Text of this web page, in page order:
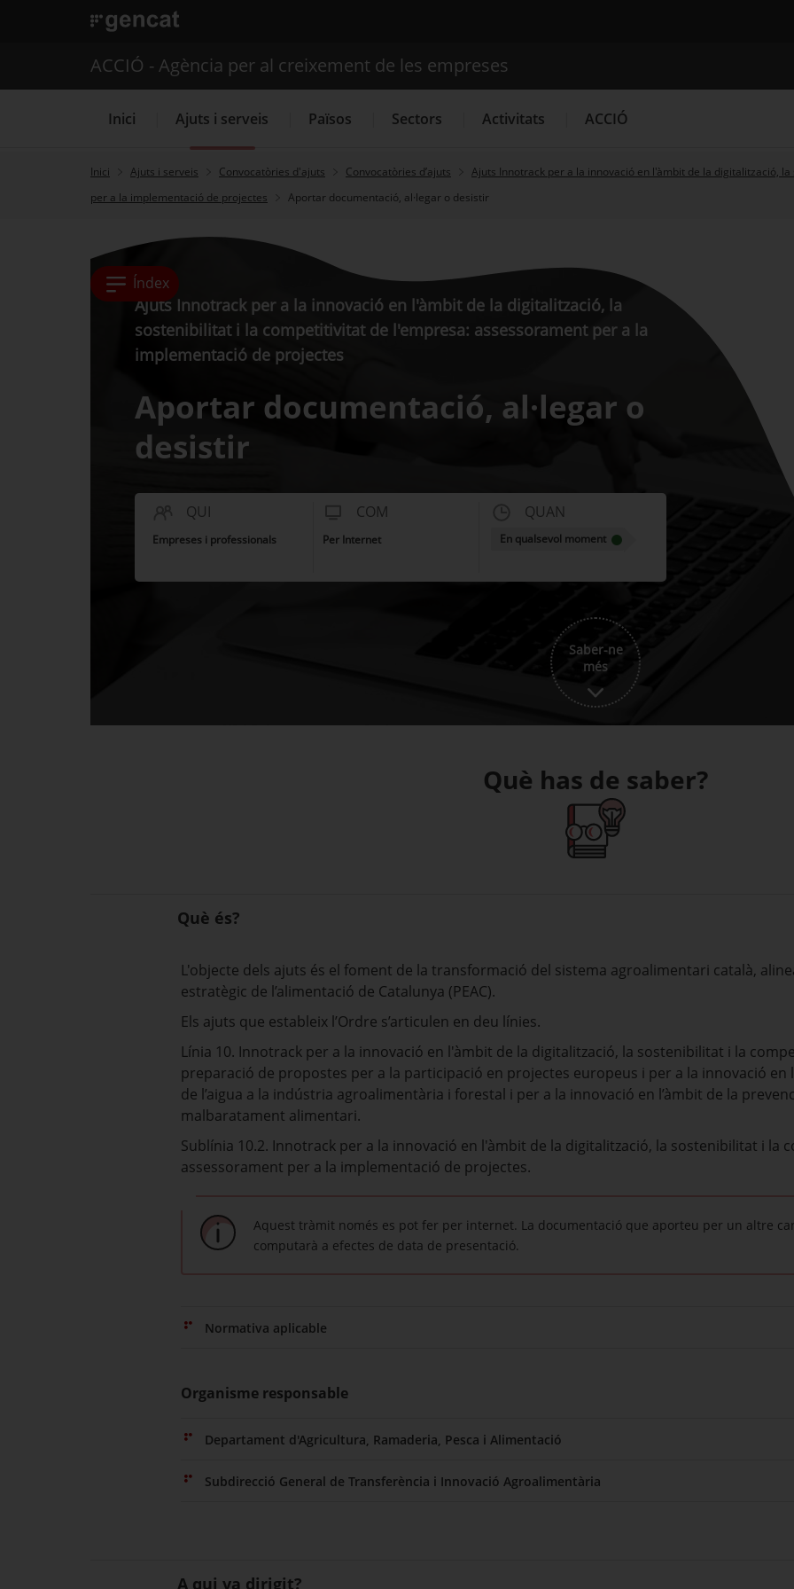
. Obre en una nova finestra.
Cercador
ACCIÓ - Agència per al creixement de les empreses
Inici Ajuts i serveis Països Sectors Activitats ACCIÓ
Inici Ajuts i serveis Convocatòries d'ajuts Convocatòries d’ajuts
Ajuts Innotrack per a la innovació en l'àmbit de la digitalització,
per a la implementació de projectes
Aportar documentació, al·legar o desistir
Índex
Ajuts Innotrack per a la innovació en l'àmbit de la digitalització, la
sostenibilitat i la competitivitat de l'empresa: assessorament per a la
implementació de projectes
Aportar documentació, al·legar o
desistir
QUI
Empreses i professionals
COM
Per Internet
QUAN
En qualsevol moment
Saber-ne
més
Què has de saber?
Què és?
L'objecte dels ajuts és el foment de la transformació del sistema agroalimentari català,
estratègic de l’alimentació de Catalunya (PEAC).
Els ajuts que estableix l’Ordre s’articulen en deu línies.
Línia 10. Innotrack per a la innovació en l'àmbit de la digitalització, la sostenibilitat i la
preparació de propostes per a la participació en projectes europeus i per a la innovació en
de l’aigua a la indústria agroalimentària i forestal i per a la innovació en l’àmbit de la
malbaratament alimentari.
Sublínia 10.2. Innotrack per a la innovació en l'àmbit de la digitalització, la sostenibilitat i la
assessorament per a la implementació de projectes.
Aquest tràmit només es pot fer per internet. La documentació que aporteu per un altre
computarà a efectes de data de presentació.
Normativa aplicable
Organisme responsable
Departament d'Agricultura, Ramaderia, Pesca i Alimentació
Subdirecció General de Transferència i Innovació Agroalimentària
A qui va dirigit?